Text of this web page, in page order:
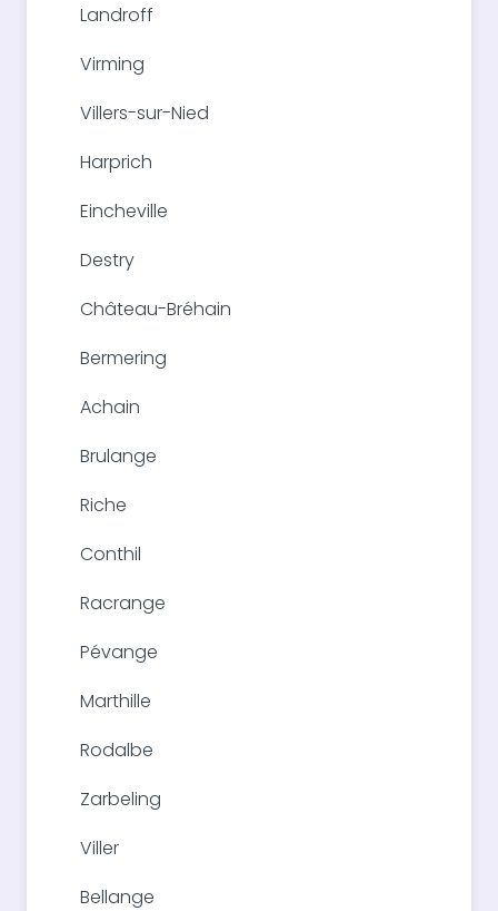
Landroff
Virming
Villers-sur-Nied
Harprich
Eincheville
Destry
Château-Bréhain
Bermering
Achain
Brulange
Riche
Conthil
Racrange
Pévange
Marthille
Rodalbe
Zarbeling
Viller
Bellange